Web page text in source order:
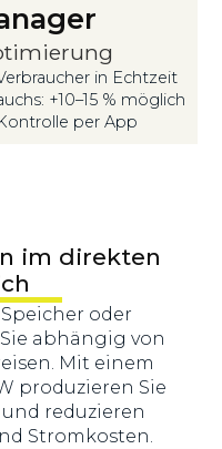
in Echtzeit
+10–15 % möglich
per App
im direkten
oder
abhängig von
Mit einem
produzieren Sie
reduzieren
Stromkosten.